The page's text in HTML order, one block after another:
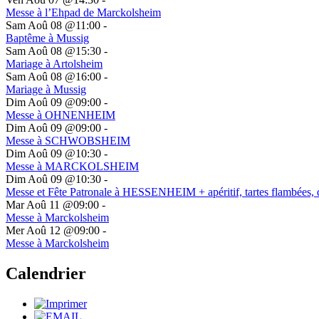
Messe à l’Ehpad de Marckolsheim
Sam Aoû 08 @11:00 -
Baptême à Mussig
Sam Aoû 08 @15:30 -
Mariage à Artolsheim
Sam Aoû 08 @16:00 -
Mariage à Mussig
Dim Aoû 09 @09:00 -
Messe à OHNENHEIM
Dim Aoû 09 @09:00 -
Messe à SCHWOBSHEIM
Dim Aoû 09 @10:30 -
Messe à MARCKOLSHEIM
Dim Aoû 09 @10:30 -
Messe et Fête Patronale à HESSENHEIM + apéritif, tartes flambées,
Mar Aoû 11 @09:00 -
Messe à Marckolsheim
Mer Aoû 12 @09:00 -
Messe à Marckolsheim
Calendrier